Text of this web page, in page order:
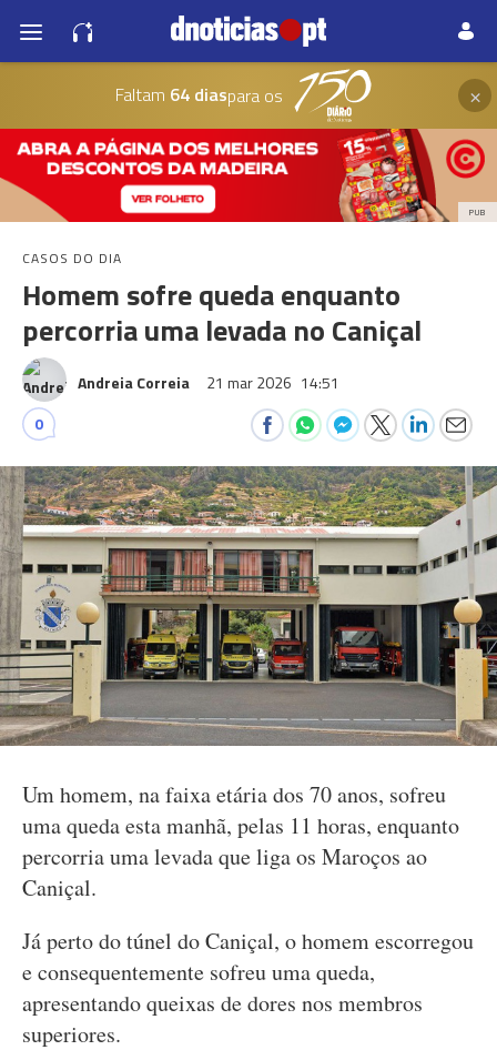
Faltam 64 diaspara os ×
PUB
CASOS DO DIA
Homem sofre queda enquanto
percorria uma levada no Caniçal
Andreia Correia 21 mar 2026 14:51
0
Um homem, na faixa etária dos 70 anos, sofreu
uma queda esta manhã, pelas 11 horas, enquanto
percorria uma levada que liga os Maroços ao
Caniçal.
Já perto do túnel do Caniçal, o homem escorregou
e consequentemente sofreu uma queda,
apresentando queixas de dores nos membros
superiores.